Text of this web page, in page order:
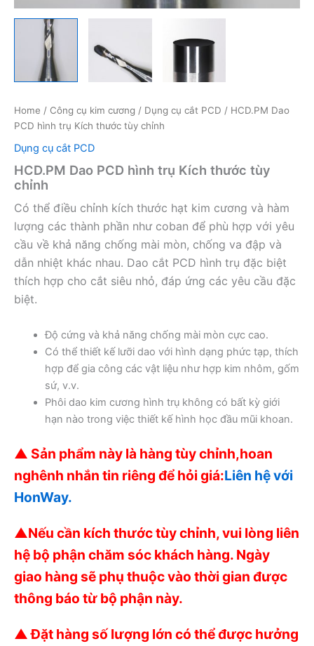
Home / Công cụ kim cương / Dụng cụ cắt PCD / HCD.PM Dao
PCD hình trụ Kích thước tùy chỉnh
Dụng cụ cắt PCD
HCD.PM Dao PCD hình trụ Kích thước tùy
chỉnh
Có thể điều chỉnh kích thước hạt kim cương và hàm
lượng các thành phần như coban để phù hợp với yêu
cầu về khả năng chống mài mòn, chống va đập và
dẫn nhiệt khác nhau. Dao cắt PCD hình trụ đặc biệt
thích hợp cho cắt siêu nhỏ, đáp ứng các yêu cầu đặc
biệt.
Độ cứng và khả năng chống mài mòn cực cao.
Có thể thiết kế lưỡi dao với hình dạng phức tạp, thích
hợp để gia công các vật liệu như hợp kim nhôm, gốm
sứ, v.v.
Phôi dao kim cương hình trụ không có bất kỳ giới
hạn nào trong việc thiết kế hình học đầu mũi khoan.
▲ Sản phẩm này là hàng tùy chỉnh,hoan
nghênh nhắn tin riêng để hỏi giá:Liên hệ với
HonWay.
▲Nếu cần kích thước tùy chỉnh, vui lòng liên
hệ bộ phận chăm sóc khách hàng. Ngày
giao hàng sẽ phụ thuộc vào thời gian được
thông báo từ bộ phận này.
▲ Đặt hàng số lượng lớn có thể được hưởng